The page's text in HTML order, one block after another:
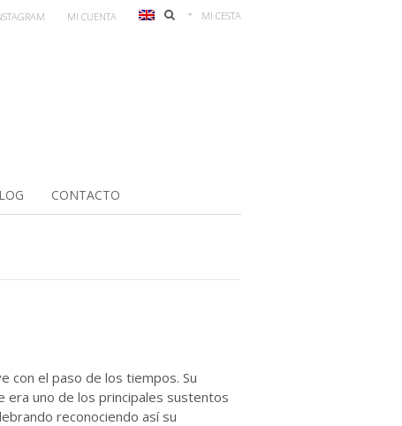
MI CESTA
MI CUENTA
CONTACTO
con el paso de los tiempos. Su
era uno de los principales sustentos
reconociendo así su